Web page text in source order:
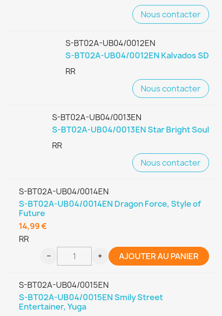
Nous contacter
S-BT02A-UB04/0012EN
S-BT02A-UB04/0012EN Kalvados SD
RR
Nous contacter
S-BT02A-UB04/0013EN
S-BT02A-UB04/0013EN Star Bright Soul
RR
Nous contacter
S-BT02A-UB04/0014EN
S-BT02A-UB04/0014EN Dragon Force, Style of
Future
RR
14,99 €
− + AJOUTER AU PANIER
S-BT02A-UB04/0015EN
S-BT02A-UB04/0015EN Smily Street
Entertainer, Yuga